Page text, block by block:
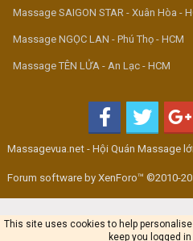
Massage SAIGON STAR - Xuân Hòa -
Massage NGỌC LAN - Phú Thọ - HCM
Massage TÊN LỬA - An Lạc - HCM
Massagevua.net - Hội Quán Massage
Forum software by XenForo™ ©2010-
This site uses cookies to help
keep you logged